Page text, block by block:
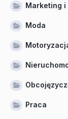
Marketing i
Moda
Praca